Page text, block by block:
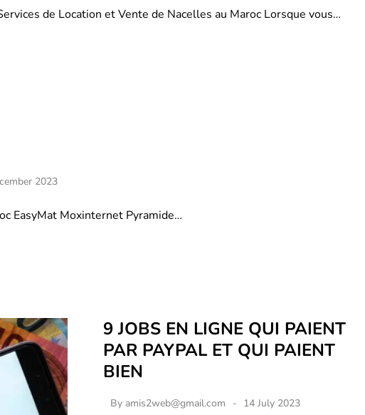
de Location et Vente de Nacelles au Maroc Lorsque vous…
2023
EasyMat Moxinternet Pyramide…
9 JOBS EN LIGNE QUI PAIENT
PAR PAYPAL ET QUI PAIENT
BIEN
By amis2web@gmail.com 14 July 2023